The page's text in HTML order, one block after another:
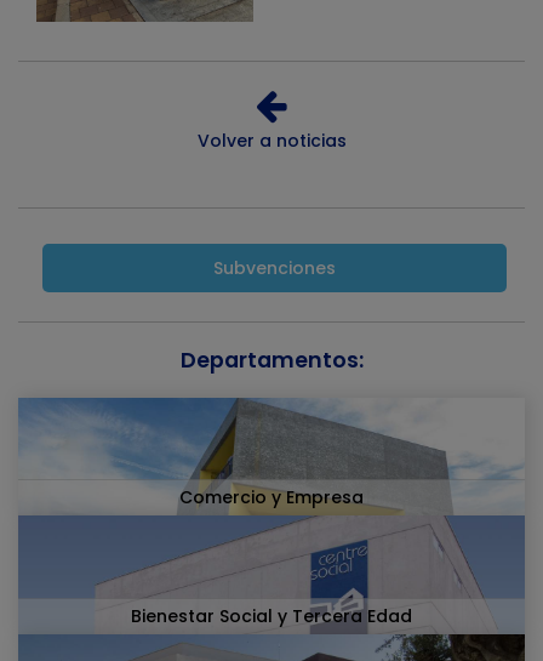
Volver a noticias
Subvenciones
Departamentos:
Comercio y Empresa
Bienestar Social y Tercera Edad